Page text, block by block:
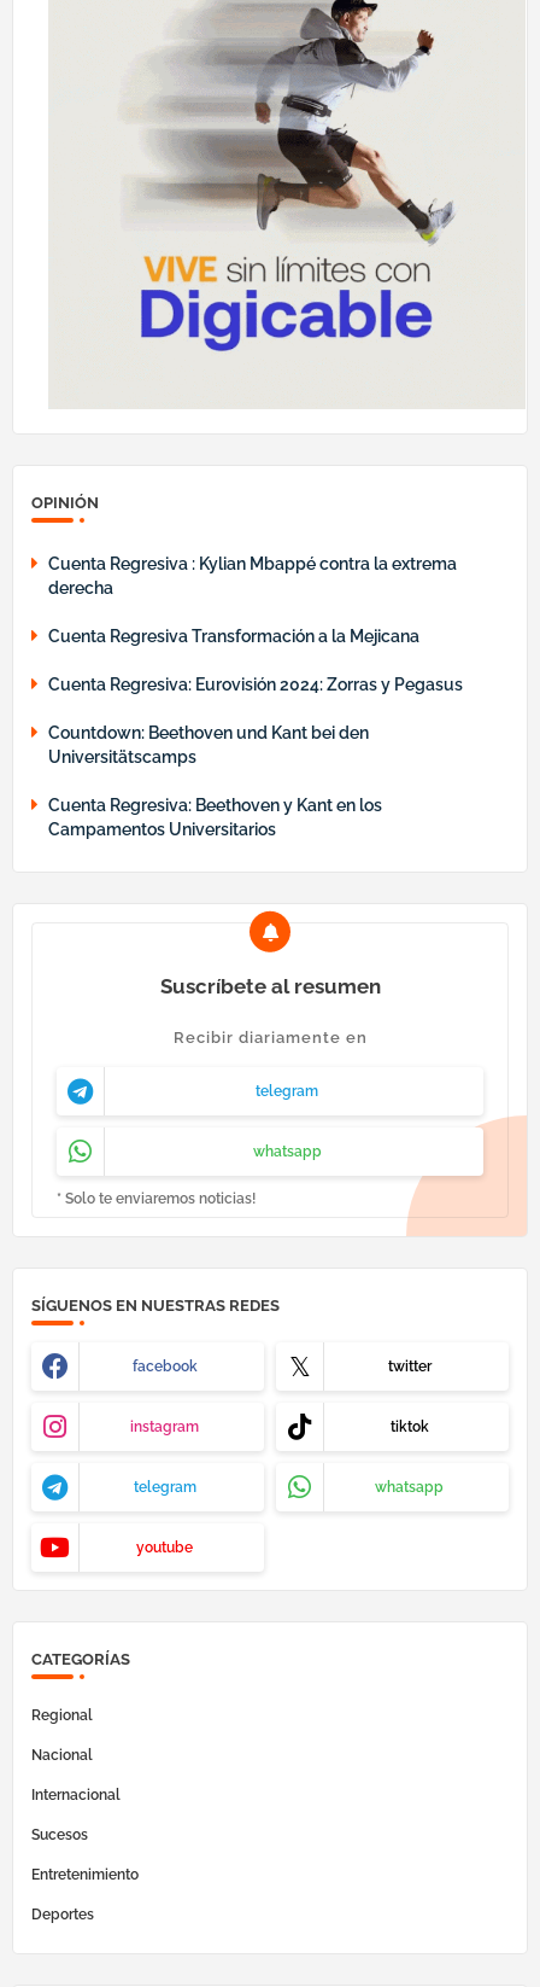
OPINIÓN
Cuenta Regresiva : Kylian Mbappé contra la extrema
derecha
Cuenta Regresiva Transformación a la Mejicana
Cuenta Regresiva: Eurovisión 2024: Zorras y Pegasus
Countdown: Beethoven und Kant bei den
Universitätscamps
Cuenta Regresiva: Beethoven y Kant en los
Campamentos Universitarios
Suscríbete al resumen
Recibir diariamente en
telegram
whatsapp
* Solo te enviaremos noticias!
SÍGUENOS EN NUESTRAS REDES
facebook twitter
instagram tiktok
telegram whatsapp
youtube
CATEGORÍAS
Regional
Nacional
Internacional
Sucesos
Entretenimiento
Deportes